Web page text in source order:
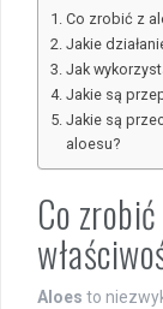
Co zrobić z
Jakie
Jak
Jakie są
Jakie są
aloesu?
Co
Aloes to